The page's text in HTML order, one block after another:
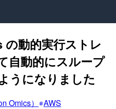
動的実行ストレ
自動的にスループ
うになりました
Omics）
AWS